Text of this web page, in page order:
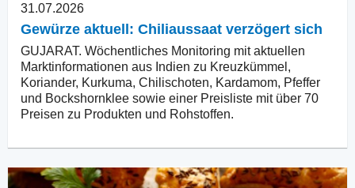
31.07.2026
Gewürze aktuell: Chiliaussaat verzögert sich
GUJARAT. Wöchentliches Monitoring mit aktuellen
Marktinformationen aus Indien zu Kreuzkümmel,
Koriander, Kurkuma, Chilischoten, Kardamom, Pfeffer
und Bockshornklee sowie einer Preisliste mit über 70
Preisen zu Produkten und Rohstoffen.